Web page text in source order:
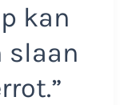
kan
slaan